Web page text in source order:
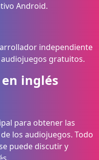
Android.
independiente
gratuitos.
inglés
para obtener las
los audiojuegos. Todo
puede discutir y